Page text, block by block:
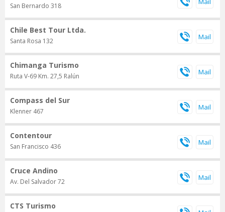
San Bernardo 318
Chile Best Tour Ltda.
Santa Rosa 132
Chimanga Turismo
Ruta V-69 Km. 27,5 Ralún
Compass del Sur
Klenner 467
Contentour
San Francisco 436
Cruce Andino
Av. Del Salvador 72
CTS Turismo